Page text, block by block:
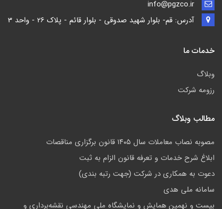
آدرس: قم- بلوار شهید صدوقی - بلوار قائم - پلاک 26 - واحد 3
خدمات ما
وبلاگ
رزومه شرکت
مطالب وبلاگ
مصوبه نصاب معاملات سال ۱۴۰۵ قانون برگزاری مناقصات
ابلاغ شرح خدمات و تعرفه قانون الزام به ثبت
دعوت به همکاری در شرکت (جهت رتبه بندی)
سامانه ملی هدی
بیست و نهمین همایش و نمایشگاه ملی مهندسی نقشه‌برداری و